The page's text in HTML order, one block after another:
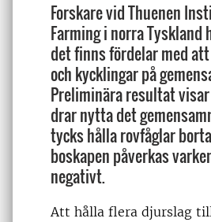
Forskare vid Thuenen
Farming i norra Tyskland
det finns fördelar med
och kycklingar på
Preliminära resultat
drar nytta det
tycks hålla rovfåglar
boskapen påverkas
negativt.
Att hålla flera djurslag